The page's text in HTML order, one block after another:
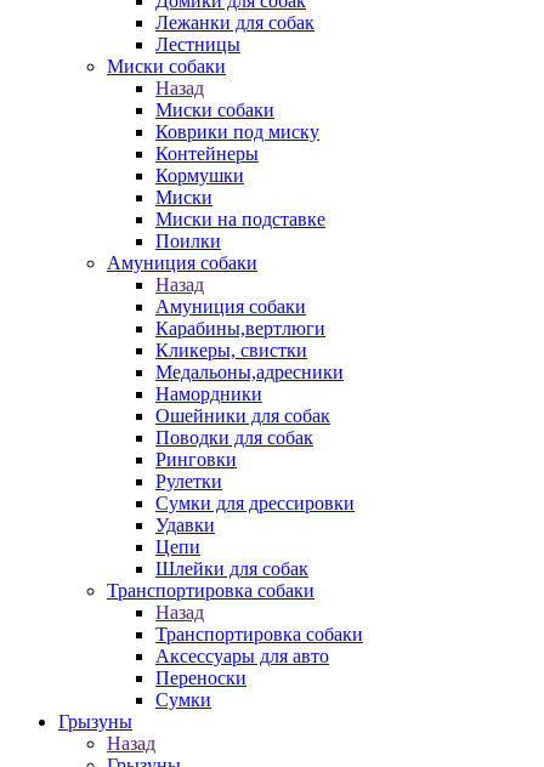
Лежанки для собак
Лестницы
Миски собаки
Назад
Миски собаки
Коврики под миску
Контейнеры
Кормушки
Миски
Миски на подставке
Поилки
Амуниция собаки
Назад
Амуниция собаки
Карабины,вертлюги
Кликеры, свистки
Медальоны,адресники
Намордники
Ошейники для собак
Поводки для собак
Ринговки
Рулетки
Сумки для дрессировки
Удавки
Цепи
Шлейки для собак
Транспортировка собаки
Назад
Транспортировка собаки
Аксессуары для авто
Переноски
Сумки
Грызуны
Назад